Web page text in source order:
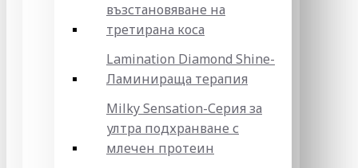
възстановяване на
третирана коса
Lamination Diamond Shine-
Ламинираща терапия
Milky Sensation-Серия за
ултра подхранване с
млечен протеин